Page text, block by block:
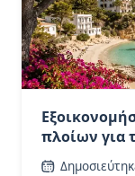
πλοίων για
GNV